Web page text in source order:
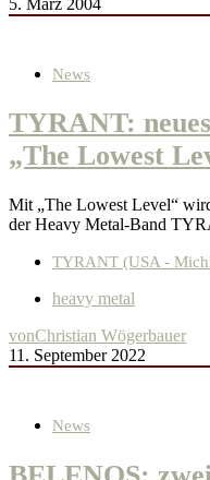
5. März 2004
News
TYRANT:
„The Lowest
Mit „The Lowest Level“
der Heavy Metal-Band
TYRANT (USA -
heavy metal
vonChristian Wögerbauer
11. September 2022
News